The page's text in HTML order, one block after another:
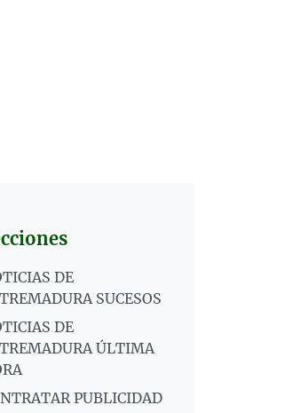
DE
SUCESOS
DE
ÚLTIMA
PUBLICIDAD